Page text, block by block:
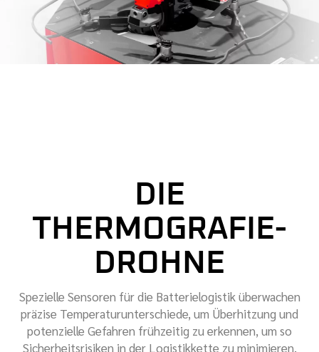
DIE
THERMOGRAFIE-
DROHNE
Spezielle Sensoren für die Batterielogistik überwachen
präzise Temperaturunterschiede, um Überhitzung und
potenzielle Gefahren frühzeitig zu erkennen, um so
Sicherheitsrisiken in der Logistikkette zu minimieren.